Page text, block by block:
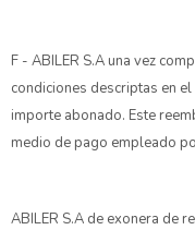
F - ABILER S.A una vez
condiciones descriptas en
importe abonado. Este
medio de pago empleado
ABILER S.A de exonera de